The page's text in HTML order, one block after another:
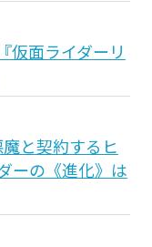
仮面ライダーリ
と契約するヒ
ーの《進化》は